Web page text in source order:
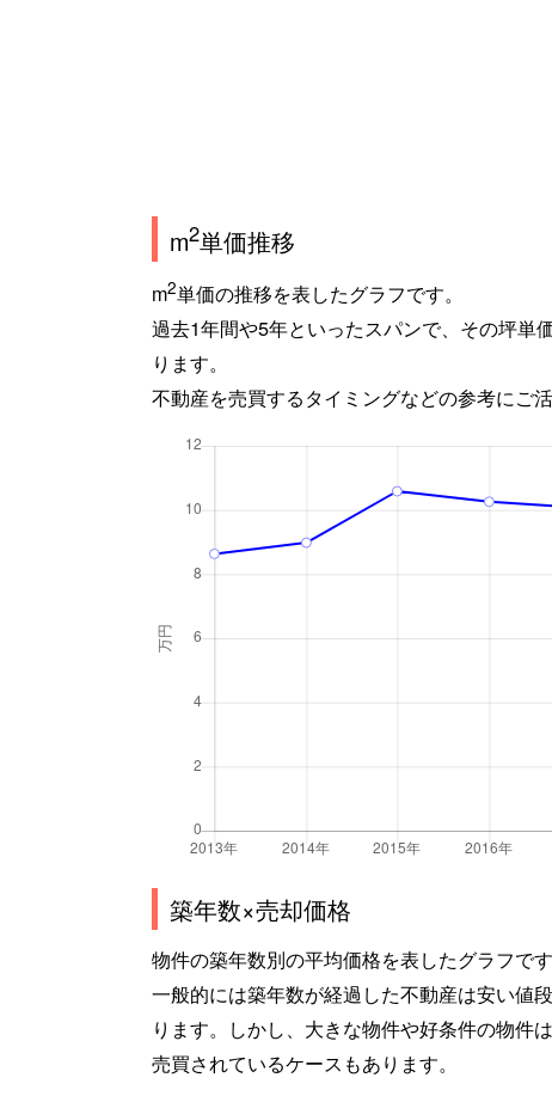
m2単価推移
m2単価の推移を表したグラフです。
過去1年間や5年といったスパンで、その坪単
ります。
不動産を売買するタイミングなどの参考にご活
築年数×売却価格
物件の築年数別の平均価格を表したグラフです
一般的には築年数が経過した不動産は安い値
ります。しかし、大きな物件や好条件の物件
売買されているケースもあります。